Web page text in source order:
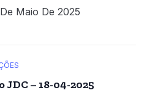
Maio De 2025
JDC – 18-04-2025